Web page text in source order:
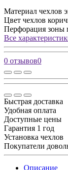
Материал чехлов
Цвет чехлов
Перфорация зоны
Все
0 отзывов0
Быстрая доставка
Удобная оплата
Доступные цены
Гарантия 1 год
Установка чехлов
Покупатели
Описание